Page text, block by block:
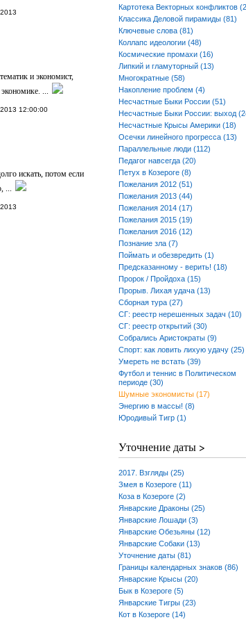
и экономист,
...
12:00:00
искать, потом если
...
Картотека Векторных конфликтов
Классика Деловой пирамиды (81)
Ключевые слова (81)
Коллапс идеологии (48)
Космические промахи (16)
Липкий и гламуторный (13)
Многократные (58)
Накопление проблем (4)
Несчастные Быки России (51)
Несчастные Быки России: выход
Несчастные Крысы Америки (18)
Осечки линейного прогресса (13)
Параллельные люди (112)
Педагог навсегда (20)
Петух в Козероге (8)
Пожелания 2012 (51)
Пожелания 2013 (44)
Пожелания 2014 (17)
Пожелания 2015 (19)
Пожелания 2016 (12)
Познание зла (7)
Поймать и обезвредить (1)
Предсказанному - верить! (18)
Пророк / Пройдоха (15)
Прорыв. Лихая удача (13)
Сборная тура (27)
СГ: реестр нерешенных задач (10)
СГ: реестр открытий (30)
Собрались Аристократы (9)
Спорт: как ловить лихую удачу (25)
Умереть не встать (39)
Футбол и теннис в Политическом
периоде (30)
Шумные экономисты (17)
Энергию в массы! (8)
Юродивый Тигр (1)
Уточнение даты >
2017. Взгляды (25)
Змея в Козероге (11)
Коза в Козероге (2)
Январские Драконы (25)
Январские Лошади (3)
Январские Обезьяны (12)
Январские Собаки (13)
Уточнение даты (81)
Границы календарных знаков (86)
Январские Крысы (20)
Бык в Козероге (5)
Январские Тигры (23)
Кот в Козероге (14)